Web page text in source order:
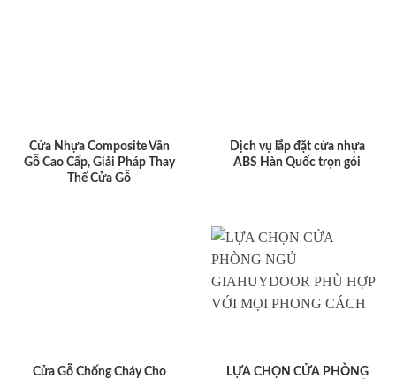
Cửa Nhựa Composite Vân
Gỗ Cao Cấp, Giải Pháp Thay
Thế Cửa Gỗ
Dịch vụ lắp đặt cửa nhựa
ABS Hàn Quốc trọn gói
Cửa Gỗ Chống Cháy Cho
LỰA CHỌN CỬA PHÒNG